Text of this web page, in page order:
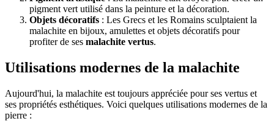
pigment vert utilisé dans la peinture et la décoration.
Objets décoratifs : Les Grecs et les Romains sculptaient la
malachite en bijoux, amulettes et objets décoratifs pour
profiter de ses malachite vertus.
Utilisations modernes de la malachite
Aujourd'hui, la malachite est toujours appréciée pour ses vertus et
ses propriétés esthétiques. Voici quelques utilisations modernes de la
pierre :